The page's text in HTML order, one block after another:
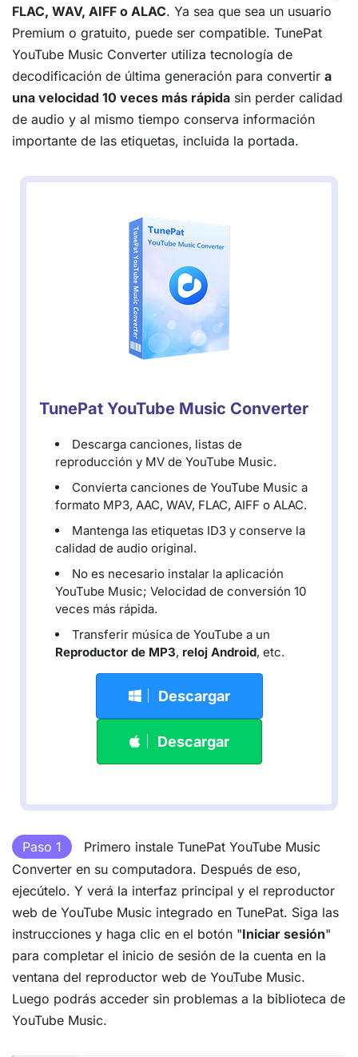
FLAC, WAV, AIFF o ALAC. Ya sea que sea un usuario
Premium o gratuito, puede ser compatible. TunePat
YouTube Music Converter utiliza tecnología de
decodificación de última generación para convertir a
una velocidad 10 veces más rápida sin perder calidad
de audio y al mismo tiempo conserva información
importante de las etiquetas, incluida la portada.
TunePat YouTube Music Converter
Descarga canciones, listas de
reproducción y MV de YouTube Music.
Convierta canciones de YouTube Music a
formato MP3, AAC, WAV, FLAC, AIFF o ALAC.
Mantenga las etiquetas ID3 y conserve la
calidad de audio original.
No es necesario instalar la aplicación
YouTube Music; Velocidad de conversión 10
veces más rápida.
Transferir música de YouTube a un
Reproductor de MP3, reloj Android, etc.
Descargar
Descargar
Paso 1
Primero instale TunePat YouTube Music
Converter en su computadora. Después de eso,
ejecútelo. Y verá la interfaz principal y el reproductor
web de YouTube Music integrado en TunePat. Siga las
instrucciones y haga clic en el botón "Iniciar sesión"
para completar el inicio de sesión de la cuenta en la
ventana del reproductor web de YouTube Music.
Luego podrás acceder sin problemas a la biblioteca de
YouTube Music.